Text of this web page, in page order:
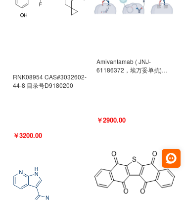
RNK08954 CAS#3032602-
44-8 目录号D9180200
￥3200.00
Amivantamab ( JNJ-
61186372，埃万妥单抗)
￥2900.00